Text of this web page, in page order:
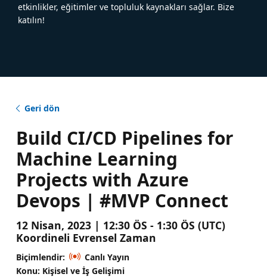
etkinlikler, eğitimler ve topluluk kaynakları sağlar. Bize
katılın!
Geri dön
Build CI/CD Pipelines for
Machine Learning
Projects with Azure
Devops | #MVP Connect
12 Nisan, 2023 | 12:30 ÖS - 1:30 ÖS (UTC)
Koordineli Evrensel Zaman
Biçimlendir:
Canlı Yayın
Konu: Kişisel ve İş Gelişimi